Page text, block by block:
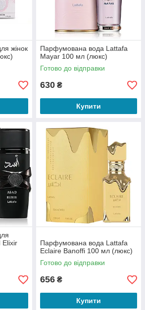
жінок
Парфумована вода Lattafa
Mayar 100 мл (люкс)
Готово до відправки
630 ₴
Купити
Elixir
Парфумована вода Lattafa
Eclaire Banoffi 100 мл (люкс)
Готово до відправки
656 ₴
Купити